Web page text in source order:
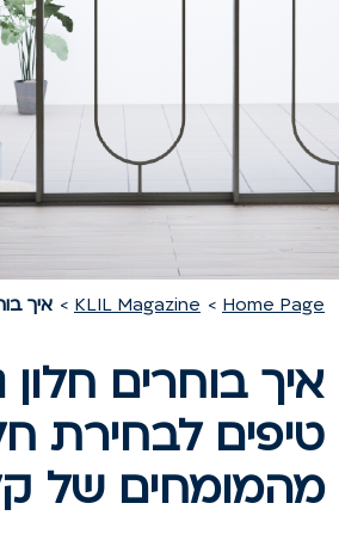
Home
KLIL Magazine איך
בוחרים חלון
לבחירת
של